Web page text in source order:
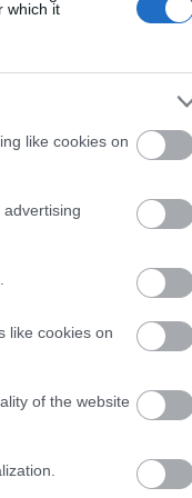
which it
like cookies on
like cookies on
of the website
Wall
για
μετά
16:35
Υπ.
ύψους
ΗΠΑ:
τον